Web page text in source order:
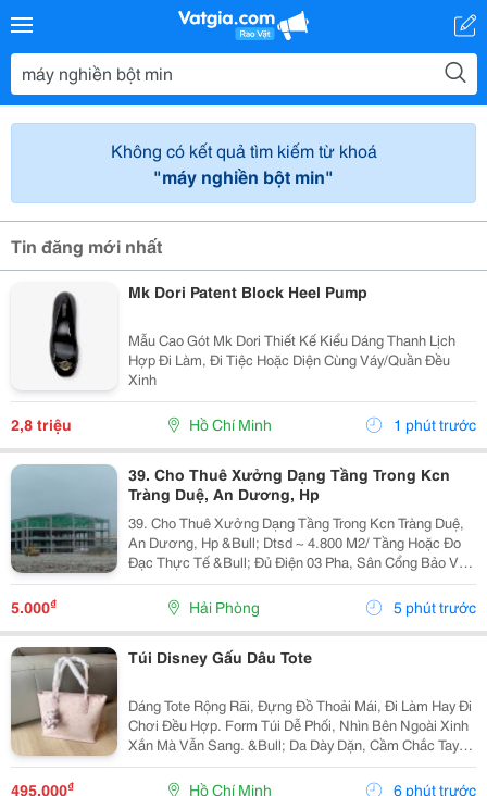
Không có kết quả tìm kiếm từ khoá
"máy nghiền bột min"
Tin đăng mới nhất
Mk Dori Patent Block Heel Pump
Mẫu Cao Gót Mk Dori Thiết Kế Kiểu Dáng Thanh Lịch
Hợp Đi Làm, Đi Tiệc Hoặc Diện Cùng Váy/Quần Đều
Xinh
2,8 triệu Hồ Chí Minh 1 phút trước
39. Cho Thuê Xưởng Dạng Tầng Trong Kcn
Tràng Duệ, An Dương, Hp
39. Cho Thuê Xưởng Dạng Tầng Trong Kcn Tràng Duệ,
An Dương, Hp &Bull; Dtsd ~ 4.800 M2/ Tầng Hoặc Đo
Đạc Thực Tế &Bull; Đủ Điện 03 Pha, Sân Cổng Bảo Vệ,
Pccc Tự Động, Mới 100% &Bull; Giá Chào Thuê 5.25
Usd/ M2/ Tháng
5.000₫ Hải Phòng 5 phút trước
Túi Disney Gấu Dâu Tote
Dáng Tote Rộng Rãi, Đựng Đồ Thoải Mái, Đi Làm Hay Đi
Chơi Đều Hợp. Form Túi Dễ Phối, Nhìn Bên Ngoài Xinh
Xắn Mà Vẫn Sang. &Bull; Da Dày Dặn, Cầm Chắc Tay
&Bull; Hoạ Tiết Dập Nổi Sắc Nét, Nhìn Rất Đẹp &Bull;
Kèm Keychain Gấu Cực Xinh &Bull; Full Box...
495.000₫ Hồ Chí Minh 6 phút trước